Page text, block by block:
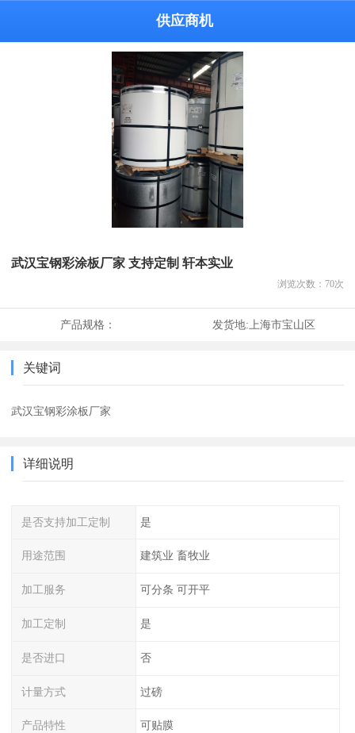
供应商机
武汉宝钢彩涂板厂家 支持定制 轩本实业
浏览次数： 70次
产品规格： 发货地:上海市宝山区
关键词
武汉宝钢彩涂板厂家
详细说明
是否支持加工定制 是
用途范围 建筑业 畜牧业
加工服务 可分条 可开平
加工定制 是
是否进口 否
计量方式 过磅
产品特性 可贴膜